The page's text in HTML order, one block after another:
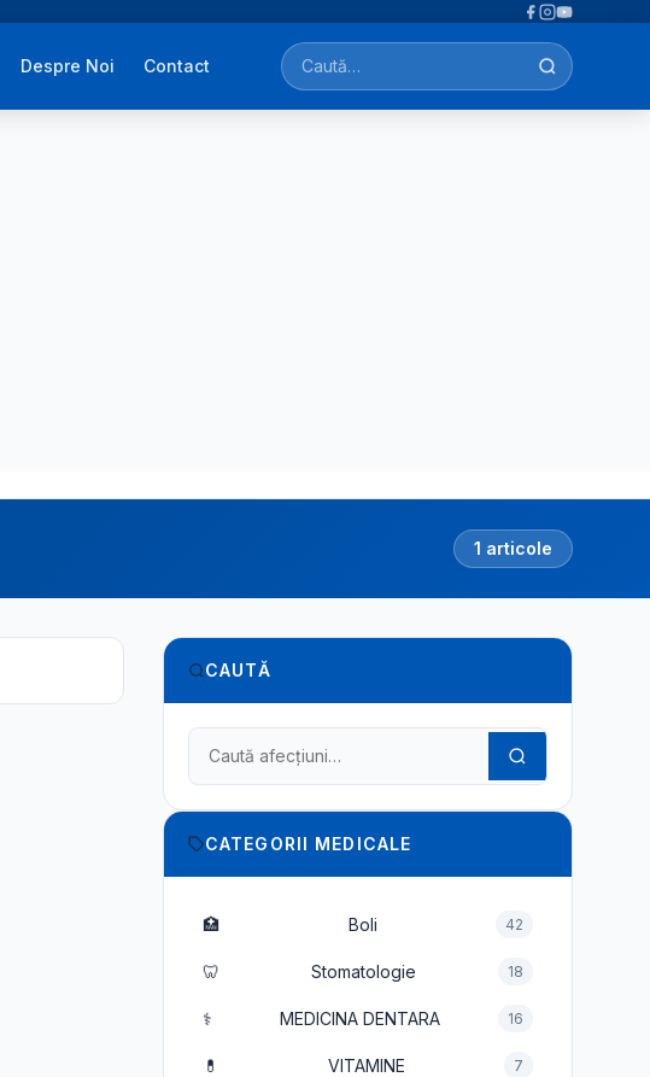
Despre Noi Contact
Caută afecțiuni, tratamente, simptome…
1 articole
CAUTĂ
Caută în dicționarul medical
CATEGORII MEDICALE
🏥 Boli 42
🦷 Stomatologie 18
⚕️ MEDICINA DENTARA 16
💊 VITAMINE 7